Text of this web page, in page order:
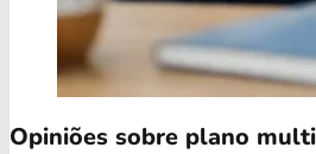
Opiniões sobre plano